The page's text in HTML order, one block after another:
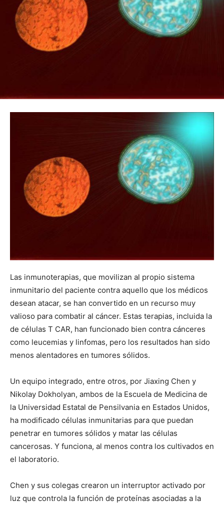
Las inmunoterapias, que movilizan al propio sistema
inmunitario del paciente contra aquello que los médicos
desean atacar, se han convertido en un recurso muy
valioso para combatir al cáncer. Estas terapias, incluida la
de células T CAR, han funcionado bien contra cánceres
como leucemias y linfomas, pero los resultados han sido
menos alentadores en tumores sólidos.
Un equipo integrado, entre otros, por Jiaxing Chen y
Nikolay Dokholyan, ambos de la Escuela de Medicina de
la Universidad Estatal de Pensilvania en Estados Unidos,
ha modificado células inmunitarias para que puedan
penetrar en tumores sólidos y matar las células
cancerosas. Y funciona, al menos contra los cultivados en
el laboratorio.
Chen y sus colegas crearon un interruptor activado por
luz que controla la función de proteínas asociadas a la